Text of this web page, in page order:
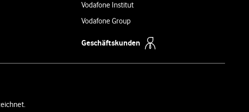
Vodafone Institut
Vodafone Group
Geschäftskunden